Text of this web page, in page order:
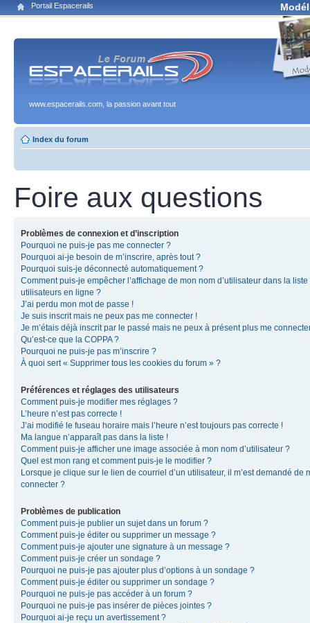
Portail Espacerails
www.espacerails.com, la passion avant tout
Index du forum
Foire aux questions
Problèmes de connexion et d’inscription
Pourquoi ne puis-je pas me connecter ?
Pourquoi ai-je besoin de m’inscrire, après tout ?
Pourquoi suis-je déconnecté automatiquement ?
Comment puis-je empêcher l’affichage de mon nom d’utilisateur dans la liste
utilisateurs en ligne ?
J’ai perdu mon mot de passe !
Je suis inscrit mais ne peux pas me connecter !
Je m’étais déjà inscrit par le passé mais ne peux à présent plus me
Qu’est-ce que la COPPA ?
Pourquoi ne puis-je pas m’inscrire ?
À quoi sert « Supprimer tous les cookies du forum » ?
Préférences et réglages des utilisateurs
Comment puis-je modifier mes réglages ?
L’heure n’est pas correcte !
J’ai modifié le fuseau horaire mais l’heure n’est toujours pas correcte !
Ma langue n’apparaît pas dans la liste !
Comment puis-je afficher une image associée à mon nom d’utilisateur ?
Quel est mon rang et comment puis-je le modifier ?
Lorsque je clique sur le lien de courriel d’un utilisateur, il m’est demandé de
connecter ?
Problèmes de publication
Comment puis-je publier un sujet dans un forum ?
Comment puis-je éditer ou supprimer un message ?
Comment puis-je ajouter une signature à un message ?
Comment puis-je créer un sondage ?
Pourquoi ne puis-je pas ajouter plus d’options à un sondage ?
Comment puis-je éditer ou supprimer un sondage ?
Pourquoi ne puis-je pas accéder à un forum ?
Pourquoi ne puis-je pas insérer de pièces jointes ?
Pourquoi ai-je reçu un avertissement ?